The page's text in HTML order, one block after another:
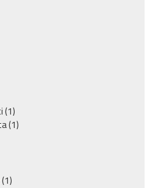
(1)
(1)
(1)